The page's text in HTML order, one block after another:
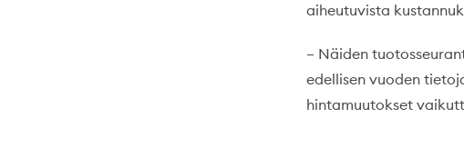
aiheutuvista
– Näiden
edellisen vuoden
hintamuutokset